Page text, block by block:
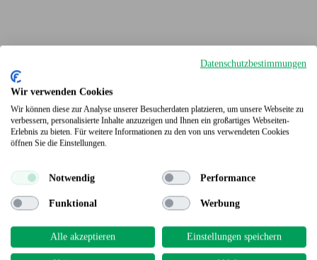
Terrassendielen
Datenschutzbestimmungen
Wir verwenden Cookies
Wir können diese zur Analyse unserer Besucherdaten platzieren, um unsere Webseite zu
verbessern, personalisierte Inhalte anzuzeigen und Ihnen ein großartiges Webseiten-
Erlebnis zu bieten. Für weitere Informationen zu den von uns verwendeten Cookies
öffnen Sie die Einstellungen.
Notwendig Performance
Funktional Werbung
Alle akzeptieren Einstellungen speichern